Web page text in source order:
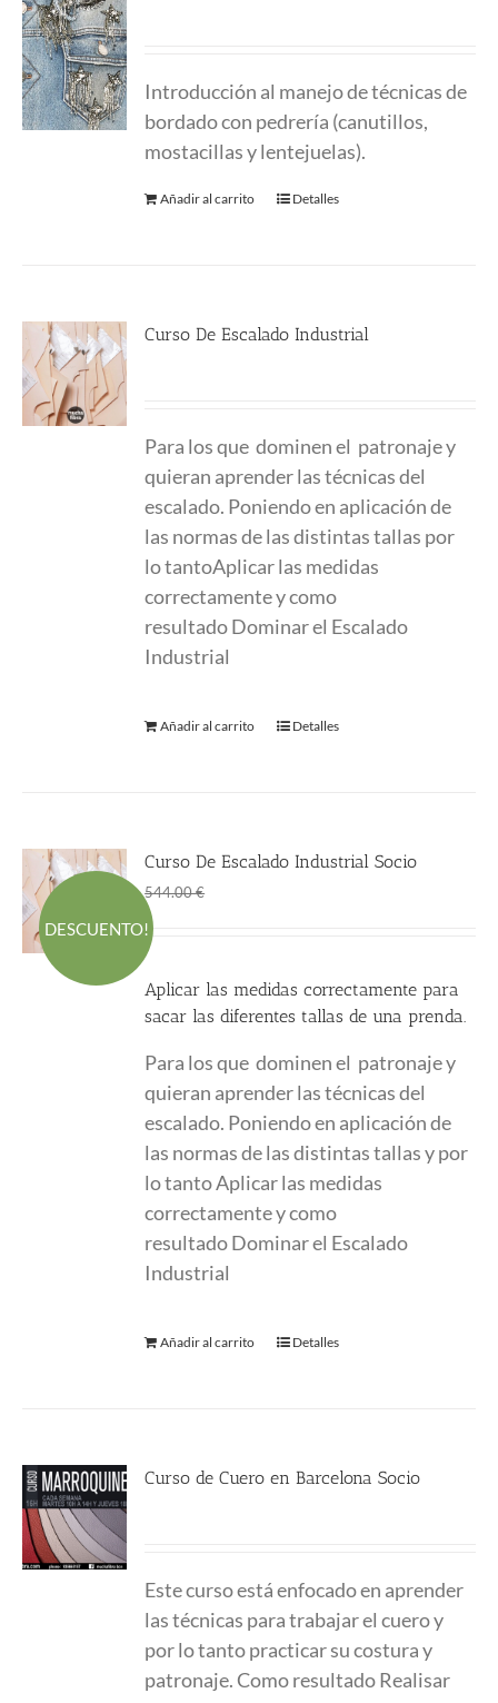
Introducción al manejo de técnicas de
bordado con pedrería (canutillos,
mostacillas y lentejuelas).
Añadir al carrito Detalles
Curso De Escalado Industrial
Para los que dominen el patronaje y
quieran aprender las técnicas del
escalado. Poniendo en aplicación de
las normas de las distintas tallas por
lo tantoAplicar las medidas
correctamente y como
resultadoDominar el Escalado
Industrial
Añadir al carrito Detalles
DESCUENTO!
Curso De Escalado Industrial Socio
544.00€
544.00 €.380.00 €.
Aplicar las medidas correctamente para
sacar las diferentes tallas de una prenda.
Para los que dominen el patronaje y
quieran aprender las técnicas del
escalado. Poniendo en aplicación de
las normas de las distintas tallas y por
lo tantoAplicar las medidas
correctamente y como
resultadoDominar el Escalado
Industrial
Añadir al carrito Detalles
Curso de Cuero en Barcelona Socio
Este curso está enfocado en aprender
las técnicas para trabajar el cuero y
por lo tanto practicar su costura y
patronaje. Como resultado Realisar